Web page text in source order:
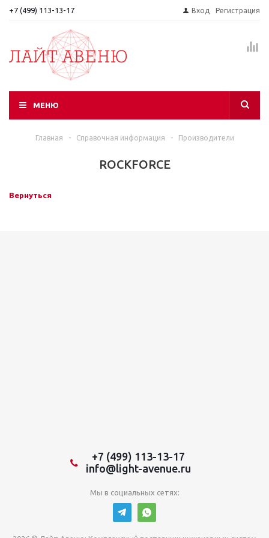
+7 (499) 113-13-17 Вход Регистрация
МЕНЮ
Главная - Справочная информация - Производители
ROCKFORCE
Вернуться
+7 (499) 113-13-17
info@light-avenue.ru
Мы в социальных сетях: